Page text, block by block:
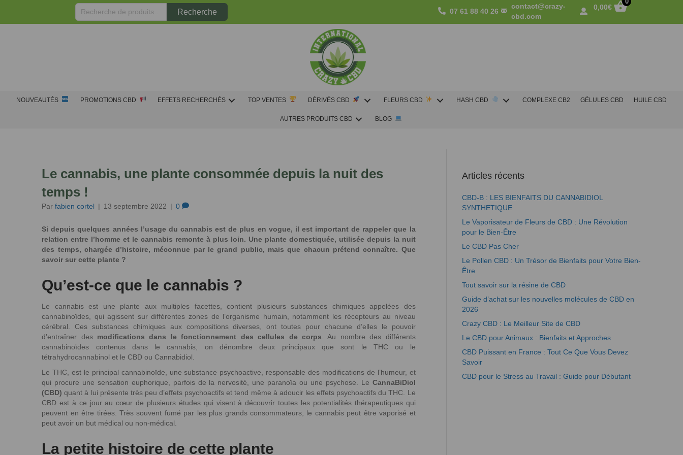
Recherche
pour :
Recherche 07 61 88 40 26
contact@crazy-
cbd.com
0,00€
NOUVEAUTÉS PROMOTIONS CBD EFFETS RECHERCHÉS TOP VENTES DÉRIVÉS CBD FLEURS CBD HASH CBD COMPLEXE CB2 GÉLULES CBD HUILE CBD
AUTRES PRODUITS CBD BLOG
Le cannabis, une plante consommée depuis la nuit des
temps !
Parfabien cortel | 13 septembre 2022 | 0
Si depuis quelques années l’usage du cannabis est de plus en vogue, il est important de rappeler que la
relation entre l’homme et le cannabis remonte à plus loin. Une plante domestiquée, utilisée depuis la nuit
des temps, chargée d’histoire, méconnue par le grand public, mais que chacun prétend connaître. Que
savoir sur cette plante ?
Qu’est-ce que le cannabis ?
Le cannabis est une plante aux multiples facettes, contient plusieurs substances chimiques appelées des
cannabinoïdes, qui agissent sur différentes zones de l’organisme humain, notamment les récepteurs au niveau
cérébral. Ces substances chimiques aux compositions diverses, ont toutes pour chacune d’elles le pouvoir
d’entraîner des modifications dans le fonctionnement des cellules de corps . Au nombre des différents
cannabinoïdes contenus dans le cannabis, on dénombre deux principaux que sont le THC ou le
tétrahydrocannabinol et le CBD ou Cannabidiol.
Le THC, est le principal cannabinoïde, une substance psychoactive, responsable des modifications de l’humeur, et
qui procure une sensation euphorique, parfois de la nervosité, une paranoïa ou une psychose. Le CannaBiDiol
(CBD) quant à lui présente très peu d’effets psychoactifs et tend même à adoucir les effets psychoactifs du THC. Le
CBD est à ce jour au cœur de plusieurs études qui visent à découvrir toutes les potentialités thérapeutiques qui
peuvent en être tirées. Très souvent fumé par les plus grands consommateurs, le cannabis peut être vaporisé et
peut avoir un but médical ou non-médical.
La petite histoire de cette plante
Articles récents
CBD-B : LES BIENFAITS DU CANNABIDIOL
SYNTHETIQUE
Le Vaporisateur de Fleurs de CBD : Une Révolution
pour le Bien-Être
Le CBD Pas Cher
Le Pollen CBD : Un Trésor de Bienfaits pour Votre Bien-
Être
Tout savoir sur la résine de CBD
Guide d’achat sur les nouvelles molécules de CBD en
2026
Crazy CBD : Le Meilleur Site de CBD
Le CBD pour Animaux : Bienfaits et Approches
CBD Puissant en France : Tout Ce Que Vous Devez
Savoir
CBD pour le Stress au Travail : Guide pour Débutant